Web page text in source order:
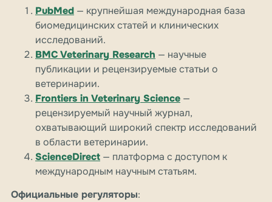
PubMed — крупнейшая международная база
биомедицинских статей и клинических
исследований.
BMC Veterinary Research — научные
публикации и рецензируемые статьи о
ветеринарии.
Frontiers in Veterinary Science —
рецензируемый научный журнал,
охватывающий широкий спектр исследований
в области ветеринарии.
ScienceDirect — платформа с доступом к
международным научным статьям.
Официальные регуляторы: